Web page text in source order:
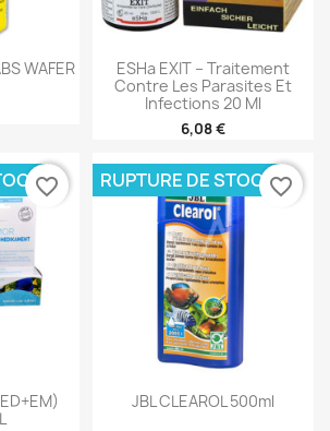
WAFER
ESHa EXIT – Traitement
Contre Les Parasites Et
Infections 20 Ml
6,08 €
favorite_border
JBL CLEAROL 500ml
RUPTURE DE STOCKfavorite_border